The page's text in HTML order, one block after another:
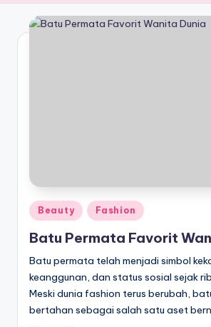
m
a
Posted
in
Beauty Fashion
Batu Permata Favorit
Batu permata telah menjadi simbol
keanggunan, dan status sosial sejak
Meski dunia fashion terus berubah,
bertahan sebagai salah satu aset